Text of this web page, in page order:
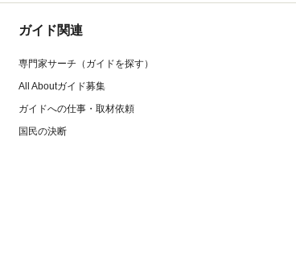
ガイド関連
専門家サーチ（ガイドを探す）
All Aboutガイド募集
ガイドへの仕事・取材依頼
国民の決断